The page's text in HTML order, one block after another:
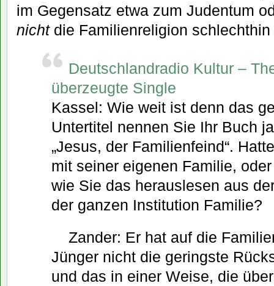
im Gegensatz etwa zum Judentum
nichtdie Familienreligion schlechthin
Deutschlandradio Kultur –
überzeugte Single
Kassel: Wie weit ist denn das
Untertitel nennen Sie Ihr Buch
„Jesus, der Familienfeind“.
mit seiner eigenen Familie,
wie Sie das herauslesen aus
der ganzen Institution Familie?
Zander: Er hat auf die
Jünger nicht die geringste
und das in einer Weise, die